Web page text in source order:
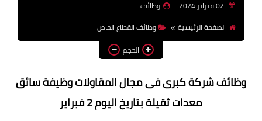
بالجامعات والمعاهد
اخبار
وظائف
الصفحة الرئيسية
وظائف القطاع الخاص
الحجم
وظائف شركة كبرى فى مجال المقاولات وظيفة سائق
معدات ثقيلة بتاريخ اليوم 2 فبراير